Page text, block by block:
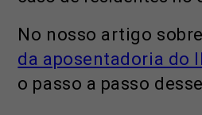
No nosso artigo sobre
da aposentadoria do
o passo a passo